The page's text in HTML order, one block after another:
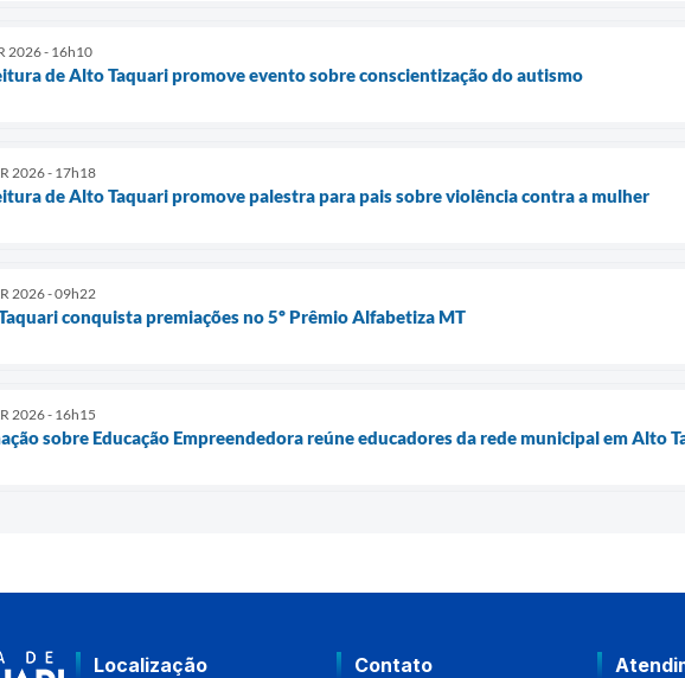
2026 - 16h10
de Alto Taquari promove evento sobre conscientização do autismo
2026 - 17h18
de Alto Taquari promove palestra para pais sobre violência contra a mulher
2026 - 09h22
conquista premiações no 5º Prêmio Alfabetiza MT
2026 - 16h15
sobre Educação Empreendedora reúne educadores da rede municipal em Alto
Localização Contato